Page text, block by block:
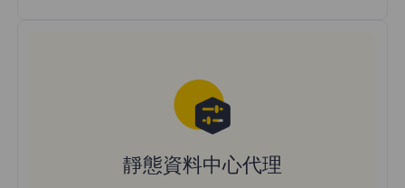
靜態資料中心代理